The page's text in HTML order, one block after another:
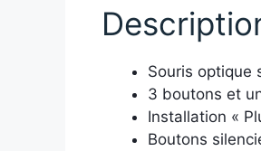
Souris optique
3 boutons et
Installation «
Boutons